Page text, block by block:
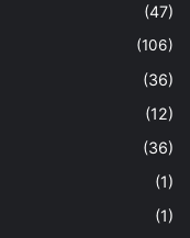
(47)
(106)
(36)
(12)
(36)
(1)
(1)